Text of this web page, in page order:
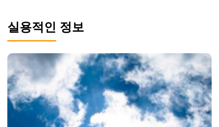
실용적인 정보